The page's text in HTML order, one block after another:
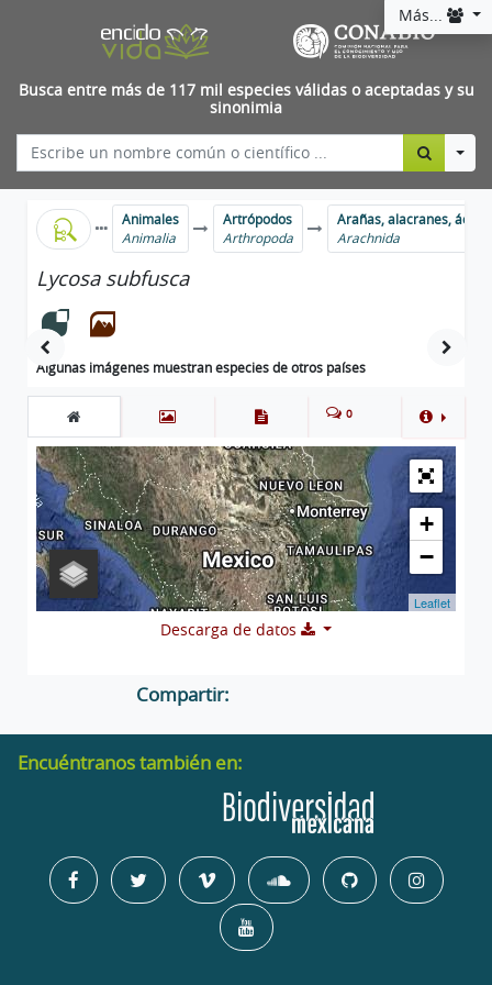
Más...
Busca entre más de 117 mil especies válidas o aceptadas y su
sinonimia
Animales
Animalia
Artrópodos
Arthropoda
Arañas, alacranes,
Arachnida
Lycosa subfusca
Algunas imágenes muestran especies de otros países
0
+
−
Leaflet
Descarga de datos
Compartir:
Encuéntranos también en: